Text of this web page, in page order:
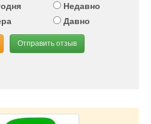
Недавно
Давно
Отправить отзыв